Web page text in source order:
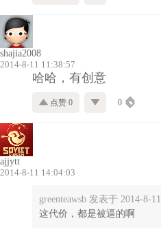
shajia2008
2014-8-11 11:38:57
哈哈，有创意
点赞 0 0
ajjytt
2014-8-11 14:04:03
greenteawsb 发表于 2014-8-
这代价，都是被逼的啊